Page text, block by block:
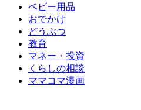
ベビー用品
おでかけ
どうぶつ
教育
マネー・投資
くらしの相談
ママコマ漫画